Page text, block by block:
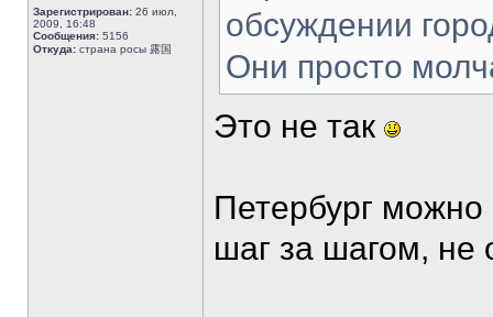
Зарегистрирован: 26 июл,
2009, 16:48
Сообщения: 5156
Откуда: страна росы 露国
обсуждении
Они просто
Это не так
Петербург
шаг за шагом, не